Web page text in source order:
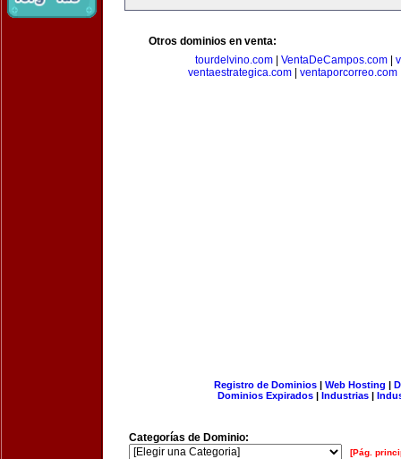
Otros dominios en venta:
tourdelvino.com| VentaDeCampos.com|
ventaestrategica.com| ventaporcorreo.com
Registro de Dominios| Web Hosting |
Dominios Expirados | Industrias |
Categorías de Dominio:
[Pág.